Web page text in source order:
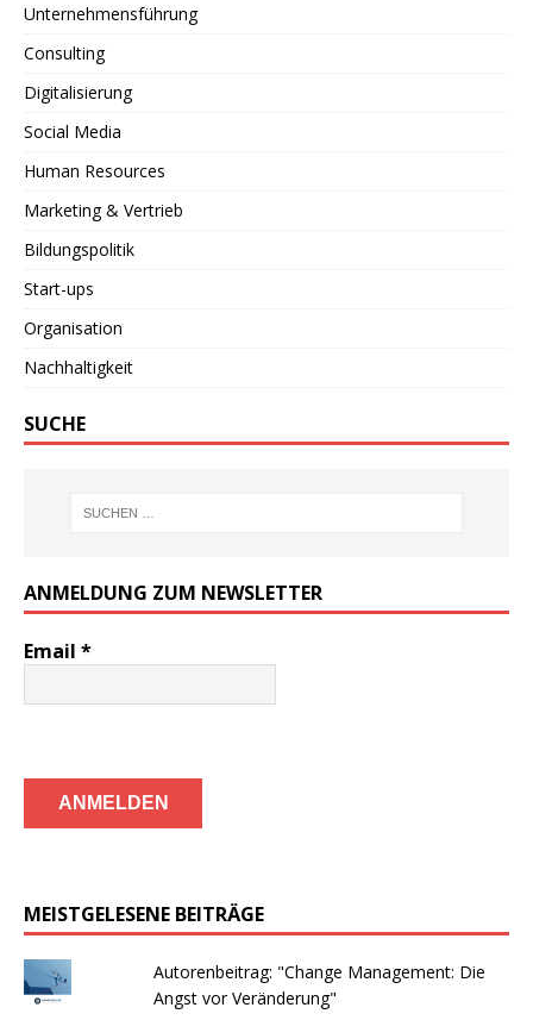
Unternehmensführung
Consulting
Digitalisierung
Social Media
Human Resources
Marketing & Vertrieb
Bildungspolitik
Start-ups
Organisation
Nachhaltigkeit
SUCHE
ANMELDUNG ZUM NEWSLETTER
Email *
MEISTGELESENE BEITRÄGE
Autorenbeitrag: "Change Management: Die
Angst vor Veränderung"